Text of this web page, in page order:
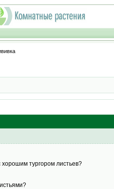
хорошим тургором листьев?